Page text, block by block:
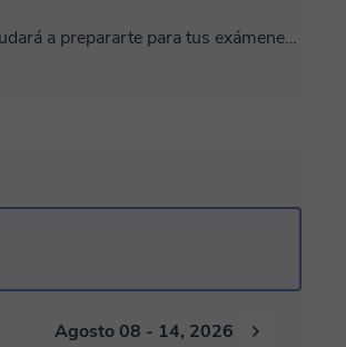
a prepararte para tus exámenes,
tu técnica, enseñarte diferentes
Agosto 08 - 14, 2026